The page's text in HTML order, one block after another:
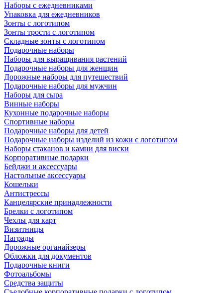
Наборы с ежедневниками
Упаковка для ежедневников
Зонты с логотипом
Зонты трости с логотипом
Складные зонты с логотипом
Подарочные наборы
Наборы для выращивания растений
Подарочные наборы для женщин
Дорожные наборы для путешествий
Подарочные наборы для мужчин
Наборы для сыра
Винные наборы
Кухонные подарочные наборы
Спортивные наборы
Подарочные наборы для детей
Подарочные наборы изделий из кожи с логотипом
Наборы стаканов и камни для виски
Корпоративные подарки
Бейджи и аксессуары
Настольные аксессуары
Кошельки
Антистрессы
Канцелярские принадлежности
Брелки с логотипом
Чехлы для карт
Визитницы
Награды
Дорожные органайзеры
Обложки для документов
Подарочные книги
Фотоальбомы
Средства защиты